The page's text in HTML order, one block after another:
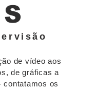
S
de vídeo aos
de gráficas a
contatamos os